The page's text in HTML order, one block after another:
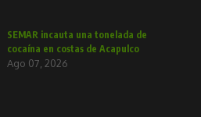
SEMAR incauta una tonelada de
cocaína en costas de Acapulco
Ago 07, 2026